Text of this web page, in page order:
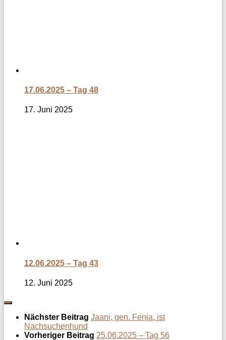
17.06.2025 – Tag 48
17. Juni 2025
12.06.2025 – Tag 43
12. Juni 2025
Nächster Beitrag Jaani, gen. Fenja, ist
Nachsuchenhund
Vorheriger Beitrag 25.06.2025 – Tag 56